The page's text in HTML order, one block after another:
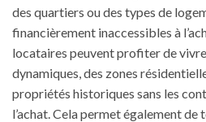
des quartiers ou des types de
financièrement inaccessibles à
locataires peuvent profiter de
dynamiques, des zones
propriétés historiques sans les
l’achat. Cela permet également